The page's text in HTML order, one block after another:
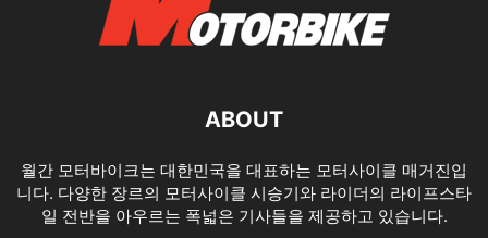
ABOUT
월간 모터바이크는 대한민국을 대표하는 모터사이클 매거진입
니다. 다양한 장르의 모터사이클 시승기와 라이더의 라이프스타
일 전반을 아우르는 폭넓은 기사들을 제공하고 있습니다.